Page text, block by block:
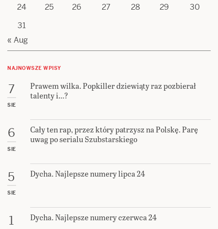
24
25 26 27 28 29
30
31
« Aug
NAJNOWSZE WPISY
7
SIE
Prawem wilka. Popkiller dziewiąty raz pozbierał
talenty i…?
6
SIE
Cały ten rap, przez który patrzysz na Polskę. Parę
uwag po serialu Szubstarskiego
5
SIE
Dycha. Najlepsze numery lipca 24
1 Dycha. Najlepsze numery czerwca 24